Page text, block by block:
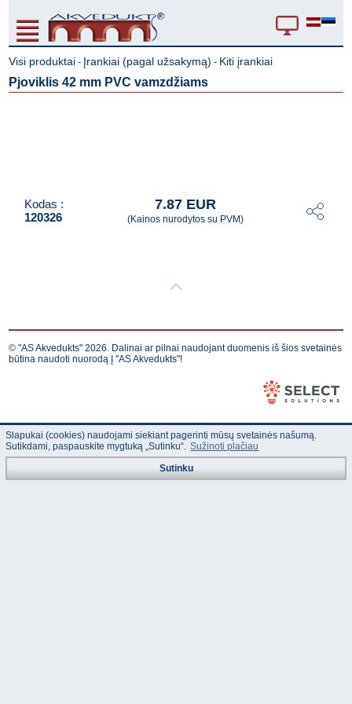
Visi produktai - Įrankiai (pagal užsakymą) - Kiti įrankiai
Pjoviklis 42 mm PVC vamzdžiams
Kodas :
120326
7.87 EUR
(Kainos nurodytos su PVM)
© "AS Akvedukts" 2026. Dalinai ar pilnai naudojant duomenis iš šios svetainės
būtina naudoti nuorodą Į "AS Akvedukts"!
Slapukai (cookies) naudojami siekiant pagerinti mūsų svetainės našumą.
Sutikdami, paspauskite mygtuką „Sutinku“. Sužinoti plačiau
Sutinku